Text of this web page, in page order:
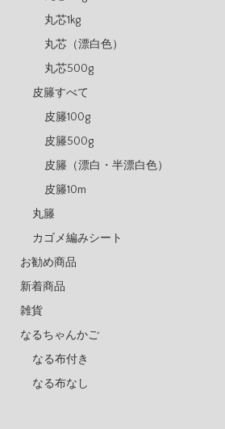
丸芯1kg
丸芯（漂白色）
丸芯500g
皮籐すべて
皮籐100g
皮籐500g
皮籐（漂白・半漂白色）
皮籐10m
丸籐
カゴメ編みシート
お勧め商品
新着商品
雑貨
なるちゃんかご
なる布付き
なる布なし